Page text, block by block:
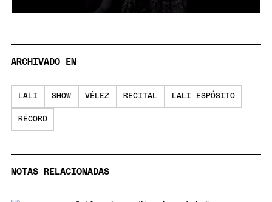
ARCHIVADO EN
LALI SHOW VÉLEZ RECITAL LALI ESPÓSITO
RÉCORD
NOTAS RELACIONADAS